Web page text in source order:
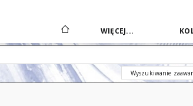
WIĘCEJ...
Wyszukiwanie